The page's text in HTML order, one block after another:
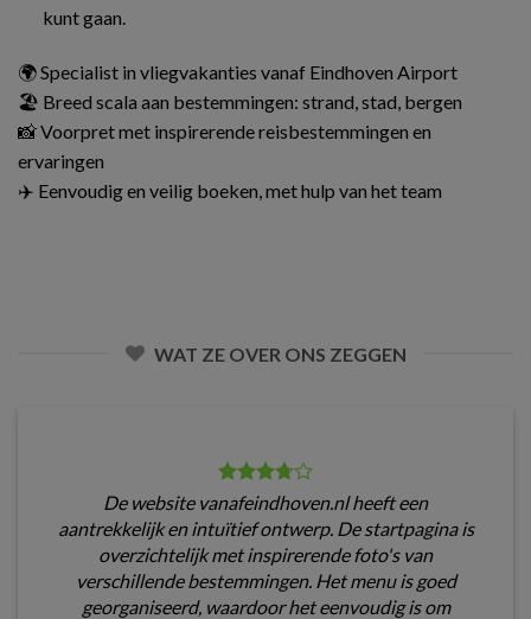
kunt gaan.
🌍 Specialist in vliegvakanties vanaf Eindhoven Airport
🏖️ Breed scala aan bestemmingen: strand, stad, bergen
📸 Voorpret met inspirerende reisbestemmingen en
ervaringen
✈️ Eenvoudig en veilig boeken, met hulp van het team
WAT ZE OVER ONS ZEGGEN
De website vanafeindhoven.nl heeft een
aantrekkelijk en intuïtief ontwerp. De startpagina is
overzichtelijk met inspirerende foto's van
verschillende bestemmingen. Het menu is goed
georganiseerd, waardoor het eenvoudig is om